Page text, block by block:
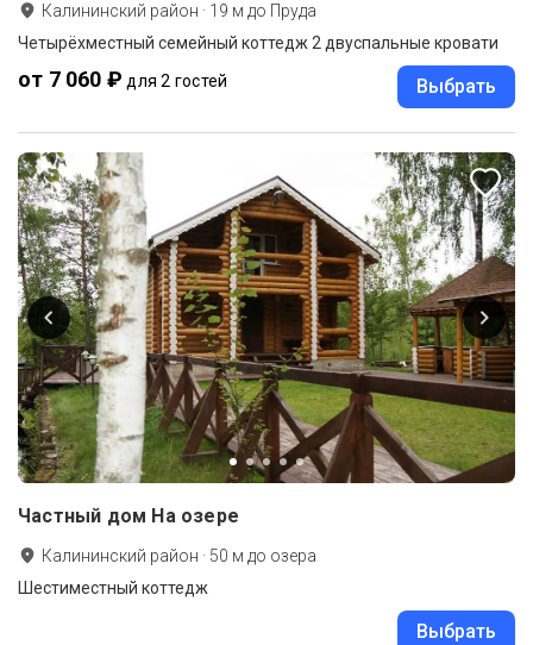
Калининский район · 19 м до Пруда
Четырёхместный семейный коттедж 2 двуспальные кровати
от 7 060 ₽ для 2 гостей Выбрать
Частный дом На озере
Калининский район · 50 м до озера
Шестиместный коттедж
Выбрать